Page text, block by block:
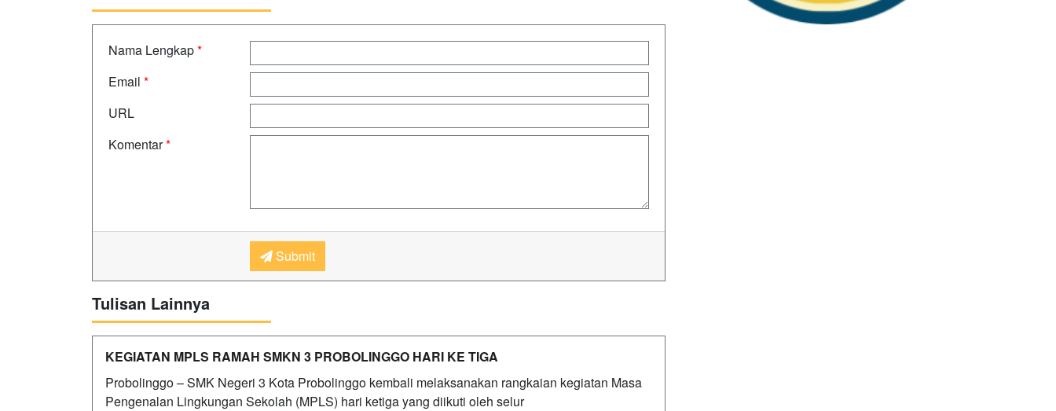
Nama Lengkap*
Email *
URL
Komentar*
Submit
Tulisan Lainnya
KEGIATAN MPLS RAMAH SMKN 3 PROBOLINGGO HARI KE TIGA
Probolinggo – SMK Negeri 3 Kota Probolinggo kembali melaksanakan rangkaian kegiatan Masa
Pengenalan Lingkungan Sekolah (MPLS) hari ketiga yang diikuti oleh selur